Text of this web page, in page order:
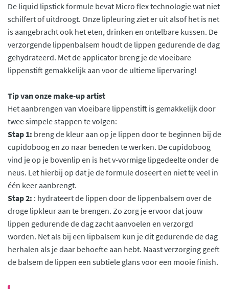
De liquid lipstick formule bevat Micro flex technologie wat niet
schilfert of uitdroogt. Onze lipleuring ziet er uit alsof het is net
is aangebracht ook het eten, drinken en ontelbare kussen. De
verzorgende lippenbalsem houdt de lippen gedurende de dag
gehydrateerd. Met de applicator breng je de vloeibare
lippenstift gemakkelijk aan voor de ultieme lipervaring!
Tip van onze make-up artist
Het aanbrengen van vloeibare lippenstift is gemakkelijk door
twee simpele stappen te volgen:
Stap 1: breng de kleur aan op je lippen door te beginnen bij de
cupidoboog en zo naar beneden te werken. De cupidoboog
vind je op je bovenlip en is het v-vormige lipgedeelte onder de
neus. Let hierbij op dat je de formule doseert en niet te veel in
één keer aanbrengt.
Stap 2: : hydrateert de lippen door de lippenbalsem over de
droge lipkleur aan te brengen. Zo zorg je ervoor dat jouw
lippen gedurende de dag zacht aanvoelen en verzorgd
worden. Net als bij een lipbalsem kun je dit gedurende de dag
herhalen als je daar behoefte aan hebt. Naast verzorging geeft
de balsem de lippen een subtiele glans voor een mooie finish.